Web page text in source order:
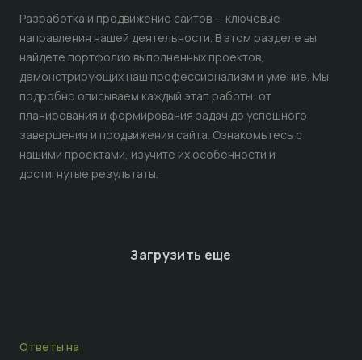
Разработка и продвижение сайтов — ключевые
направления нашей деятельности. В этом разделе вы
найдете портфолио выполненных проектов,
демонстрирующих наш профессионализм и умение. Мы
подробно описываем каждый этап работы: от
планирования и формирования задач до успешного
завершения и продвижения сайта. Ознакомьтесь с
нашими проектами, изучите их особенности и
достигнутые результаты.
Загрузить еще
Ответы на